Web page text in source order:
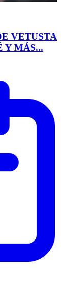
VETUSTA
Y MÁS...